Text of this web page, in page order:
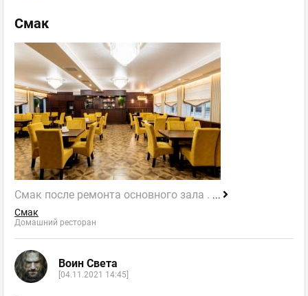
Смак
Смак после ремонта основного зала . ...
Смак
Домашний ресторан
Воин Света
[04.11.2021 14:45]